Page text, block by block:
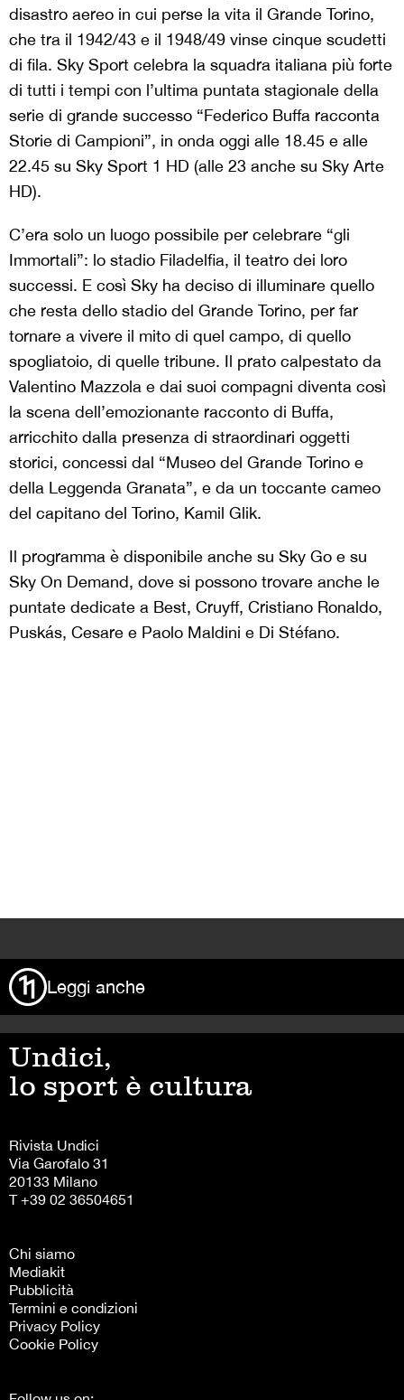
disastro aereo in cui perse la vita il Grande Torino,
che tra il 1942/43 e il 1948/49 vinse cinque scudetti
di fila. Sky Sport celebra la squadra italiana più forte
di tutti i tempi con l’ultima puntata stagionale della
serie di grande successo “Federico Buffa racconta
Storie di Campioni”, in onda oggi alle 18.45 e alle
22.45 su Sky Sport 1 HD (alle 23 anche su Sky Arte
HD).
C’era solo un luogo possibile per celebrare “gli
Immortali”: lo stadio Filadelfia, il teatro dei loro
successi. E così Sky ha deciso di illuminare quello
che resta dello stadio del Grande Torino, per far
tornare a vivere il mito di quel campo, di quello
spogliatoio, di quelle tribune. Il prato calpestato da
Valentino Mazzola e dai suoi compagni diventa così
la scena dell’emozionante racconto di Buffa,
arricchito dalla presenza di straordinari oggetti
storici, concessi dal “Museo del Grande Torino e
della Leggenda Granata”, e da un toccante cameo
del capitano del Torino, Kamil Glik.
Il programma è disponibile anche su Sky Go e su
Sky On Demand, dove si possono trovare anche le
puntate dedicate a Best, Cruyff, Cristiano Ronaldo,
Puskás, Cesare e Paolo Maldini e Di Stéfano.
Leggi anche
Undici,
lo sport è cultura
Rivista Undici
Via Garofalo 31
20133 Milano
T +39 02 36504651
Chi siamo
Mediakit
Pubblicità
Termini e condizioni
Privacy Policy
Cookie Policy